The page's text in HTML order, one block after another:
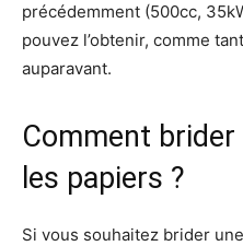
précédemment (500cc,
pouvez l’obtenir, comme
auparavant.
Comment
les papiers ?
Si vous souhaitez brider